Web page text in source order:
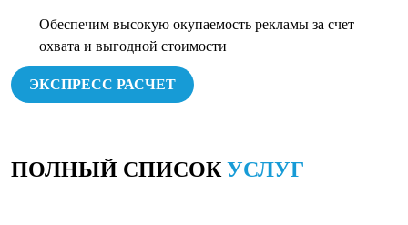
Обеспечим высокую окупаемость рекламы за счет
охвата и выгодной стоимости
ЭКСПРЕСС РАСЧЕТ
ПОЛНЫЙ СПИСОК УСЛУГ